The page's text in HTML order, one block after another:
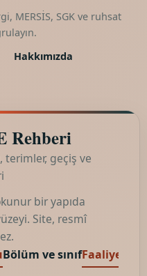
MERSİS, SGK ve ruhsat
Hakkımızda
Rehberi
terimler, geçiş ve
bir yapıda
Site, resmî
Bölüm ve sınıfFaaliyet